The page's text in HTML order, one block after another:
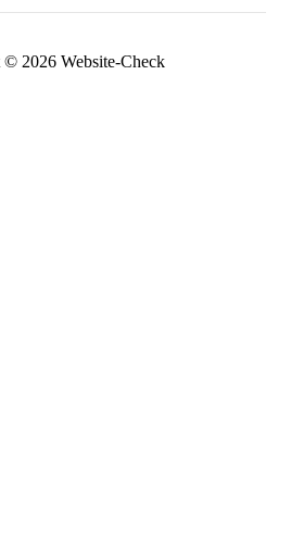
2026 Website-Check